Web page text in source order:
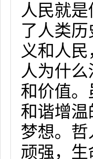
人民就
了人类
义和人
人为什
和价值。
和谐增
梦想。
顽强，